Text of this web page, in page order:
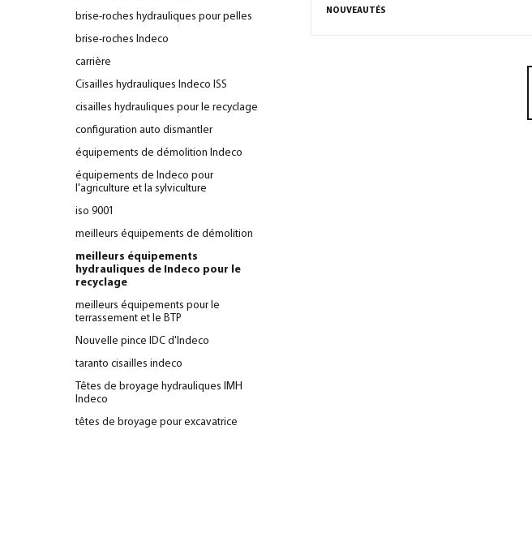
brise-roches hydrauliques pour pelles
brise-roches Indeco
carrière
Cisailles hydrauliques Indeco ISS
cisailles hydrauliques pour le recyclage
configuration auto dismantler
équipements de démolition Indeco
équipements de Indeco pour
l'agriculture et la sylviculture
iso 9001
meilleurs équipements de démolition
meilleurs équipements
hydrauliques de Indeco pour le
recyclage
meilleurs équipements pour le
terrassement et le BTP
Nouvelle pince IDC d'Indeco
taranto cisailles indeco
Têtes de broyage hydrauliques IMH
Indeco
têtes de broyage pour excavatrice
NOUVEAUTÉS